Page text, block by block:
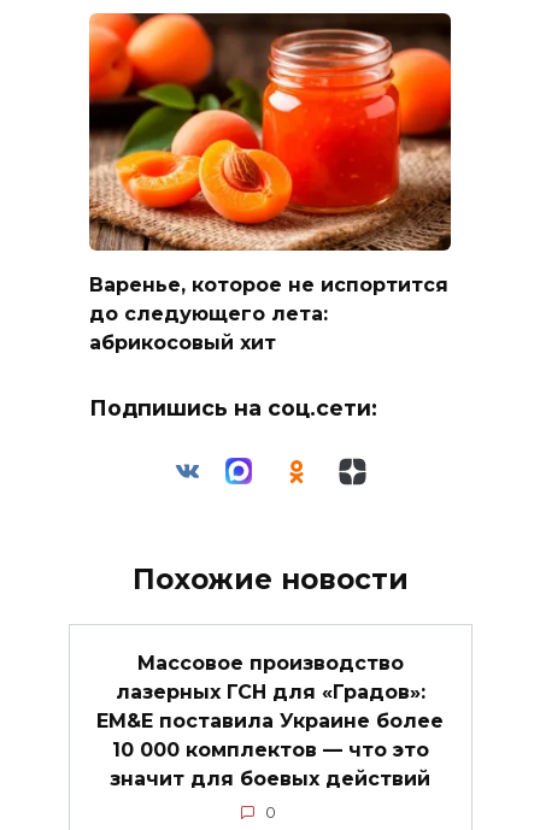
Варенье, которое не испортится
до следующего лета:
абрикосовый хит
Подпишись на соц.сети:
Похожие новости
Массовое производство
лазерных ГСН для «Градов»:
EM&E поставила Украине более
10 000 комплектов — что это
значит для боевых действий
0